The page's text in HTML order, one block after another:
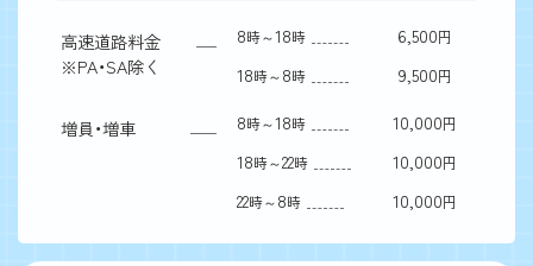
高速道路料金
※PA・SA除く
8時～18時 6,500円
18時～8時 9,500円
増員・増車 8時～18時 10,000円
18時～22時 10,000円
22時～8時 10,000円